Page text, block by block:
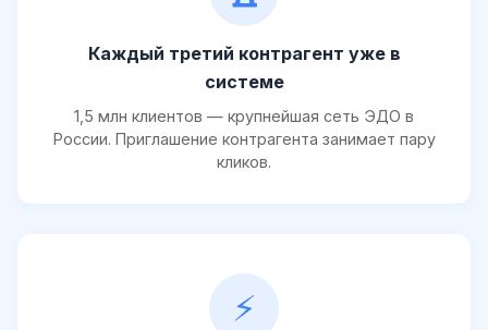
Каждый третий контрагент уже в
системе
1,5 млн клиентов — крупнейшая сеть ЭДО в
России. Приглашение контрагента занимает пару
кликов.
⚡